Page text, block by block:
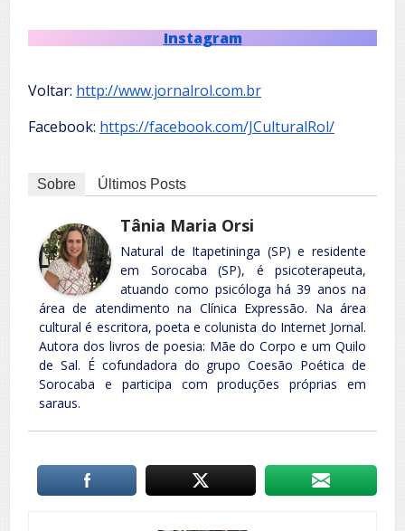
Instagram
Voltar: http://www.jornalrol.com.br
Facebook: https://facebook.com/JCulturalRol/
Sobre Últimos Posts
Tânia Maria Orsi
Natural de Itapetininga (SP) e residente
em Sorocaba (SP), é psicoterapeuta,
atuando como psicóloga há 39 anos na
área de atendimento na Clínica Expressão. Na área
cultural é escritora, poeta e colunista do Internet Jornal.
Autora dos livros de poesia: Mãe do Corpo e um Quilo
de Sal. É cofundadora do grupo Coesão Poética de
Sorocaba e participa com produções próprias em
saraus.